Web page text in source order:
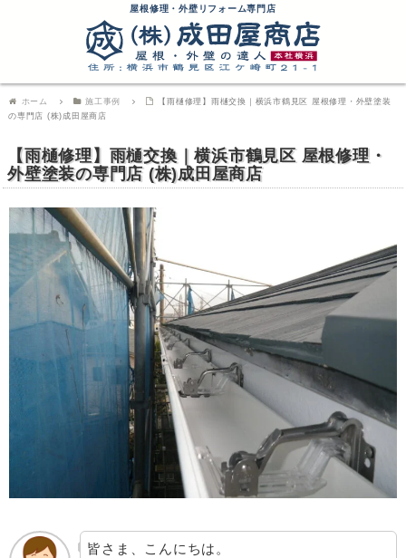
屋根修理・外壁リフォーム専門店
ホーム 施工事例
【雨樋修理】雨樋交換｜横浜市鶴見区 屋根修理・外壁塗装
の専門店 (株)成田屋商店
【雨樋修理】雨樋交換｜横浜市鶴見区 屋根修理・
外壁塗装の専門店 (株)成田屋商店
皆さま、こんにちは。